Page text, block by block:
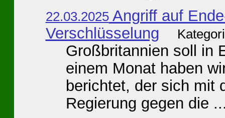
22.03.2025Angriff auf
Verschlüsselung
Großbritannien soll in
einem Monat haben
berichtet, der sich mit
Regierung gegen die